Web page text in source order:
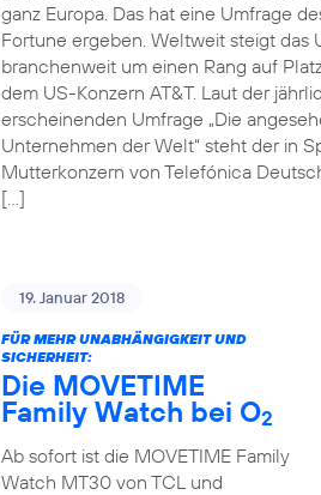
ganz Europa. Das hat eine Umfrage
Fortune ergeben. Weltweit steigt das
branchenweit um einen Rang auf
dem US-Konzern AT&T. Laut der
erscheinenden Umfrage „Die
Unternehmen der Welt“ steht der in
Mutterkonzern von Telefónica
[…]
19. Januar 2018
FÜR MEHR UNABHÄNGIGKEIT UND
SICHERHEIT:
Die MOVETIME
Family Watch bei O2
Ab sofort ist die MOVETIME Family
Watch MT30 von TCL und